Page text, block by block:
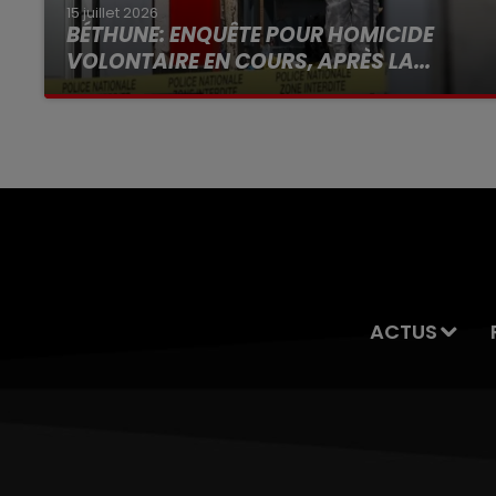
15 juillet 2026
BÉTHUNE: ENQUÊTE POUR HOMICIDE
VOLONTAIRE EN COURS, APRÈS LA...
Selon les premiers éléments, le logement
ACTUS